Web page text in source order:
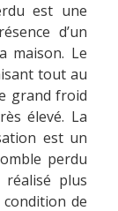
est une
d’un
maison. Le
tout au
grand froid
élevé. La
est un
perdu
plus
de